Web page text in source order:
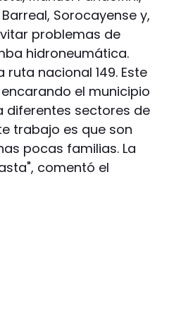
Sorocayense y,
problemas de
hidroneumática.
nacional 149. Este
el municipio
diferentes sectores de
trabajo es que son
pocas familias. La
comentó el